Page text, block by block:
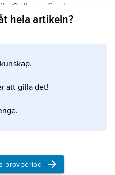
Gullmarsfjorden
djup och har en
i urberget. Den är
hela artikeln?
att gilla det!
provperiod